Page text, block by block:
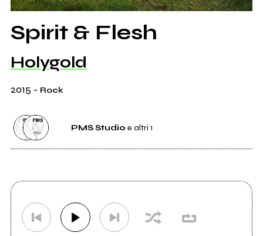
Spirit & Flesh
Holygold
2015- Rock
PMS Studio e altri 1